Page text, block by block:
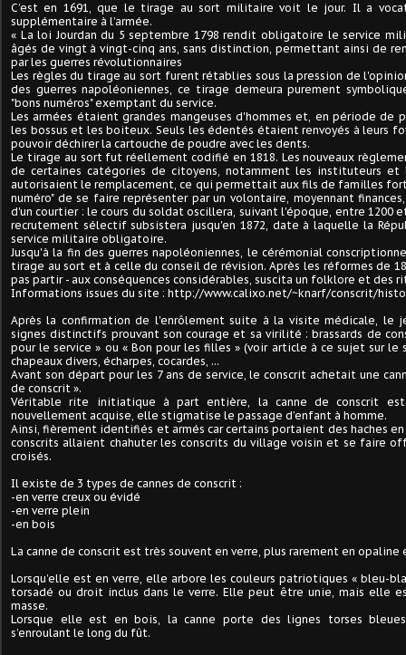
C’est en 1691, que le tirage au sort militaire voit le jour. Il a
supplémentaire à l’armée.
« La loi Jourdan du 5 septembre 1798 rendit obligatoire le service
âgés de vingt à vingt-cinq ans, sans distinction, permettant ainsi de
par les guerres révolutionnaires
Les règles du tirage au sort furent rétablies sous la pression de
des guerres napoléoniennes, ce tirage demeura purement
"bons numéros" exemptant du service.
Les armées étaient grandes mangeuses d'hommes et, en période de
les bossus et les boiteux. Seuls les édentés étaient renvoyés à leurs
pouvoir déchirer la cartouche de poudre avec les dents.
Le tirage au sort fut réellement codifié en 1818. Les nouveaux
de certaines catégories de citoyens, notamment les instituteurs et
autorisaient le remplacement, ce qui permettait aux fils de familles
numéro" de se faire représenter par un volontaire, moyennant
d'un courtier : le cours du soldat oscillera, suivant l'époque, entre 1200
recrutement sélectif subsistera jusqu'en 1872, date à laquelle la
service militaire obligatoire.
Jusqu'à la fin des guerres napoléoniennes, le cérémonial
tirage au sort et à celle du conseil de révision. Après les réformes de
pas partir - aux conséquences considérables, suscita un folklore et des
Informations issues du site : http://www.calixo.net/~knarf/conscrit/
Après la confirmation de l'enrôlement suite à la visite médicale, le
signes distinctifs prouvant son courage et sa virilité : brassards de
pour le service » ou « Bon pour les filles » (voir article à ce sujet sur le
chapeaux divers, écharpes, cocardes, ...
Avant son départ pour les 7 ans de service, le conscrit achetait une
de conscrit ».
Véritable rite initiatique à part entière, la canne de conscrit
nouvellement acquise, elle stigmatise le passage d’enfant à homme.
Ainsi, fièrement identifiés et armés car certains portaient des haches
conscrits allaient chahuter les conscrits du village voisin et se faire
croisés.
Il existe de 3 types de cannes de conscrit :
-en verre creux ou évidé
-en verre plein
-en bois
La canne de conscrit est très souvent en verre, plus rarement en
Lorsqu’elle est en verre, elle arbore les couleurs patriotiques « bleu-
torsadé ou droit inclus dans le verre. Elle peut être unie, mais elle
masse.
Lorsque elle est en bois, la canne porte des lignes torses
s’enroulant le long du fût.